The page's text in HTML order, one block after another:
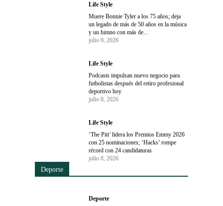
Life Style
Muere Bonnie Tyler a los 75 años; deja
un legado de más de 50 años en la música
y un himno con más de...
julio 9, 2026
Life Style
Podcasts impulsan nuevo negocio para
futbolistas después del retiro profesional
deportivo hoy
julio 8, 2026
Life Style
‘The Pitt’ lidera los Premios Emmy 2026
con 25 nominaciones; ‘Hacks’ rompe
récord con 24 candidaturas
julio 8, 2026
Deporte
Deporte